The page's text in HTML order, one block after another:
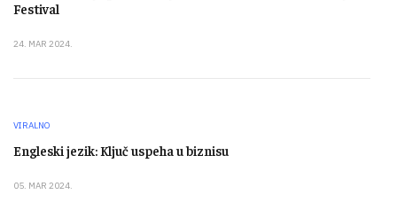
Festival
24. MAR 2024.
VIRALNO
Engleski jezik: Ključ uspeha u biznisu
05. MAR 2024.